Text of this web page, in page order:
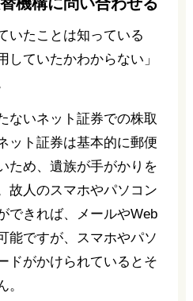
いたことは知っている
していたかわからない」
ないネット証券での株取
ット証券は基本的に郵便
ため、遺族が手がかりを
故人のスマホやパソコン
できれば、メールやWeb
能ですが、スマホやパソ
ドがかけられているとそ
。